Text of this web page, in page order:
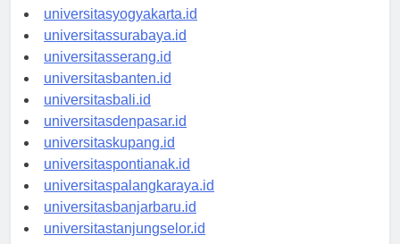
universitassemarang.id
universitasyogyakarta.id
universitassurabaya.id
universitasserang.id
universitasbanten.id
universitasbali.id
universitasdenpasar.id
universitaskupang.id
universitaspontianak.id
universitaspalangkaraya.id
universitasbanjarbaru.id